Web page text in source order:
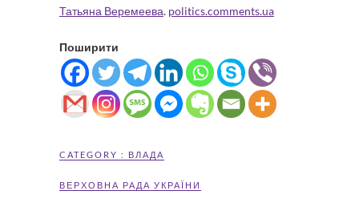
Татьяна Веремеева. politics.comments.ua
Поширити
CATEGORY : ВЛАДА
ВЕРХОВНА РАДА УКРАЇНИ